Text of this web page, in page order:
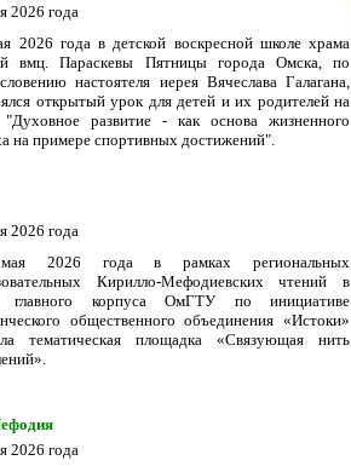
2026 года
2026 года в детской воскресной школе храма
вмц. Параскевы Пятницы города Омска, по
настоятеля иерея Вячеслава Галагана,
открытый урок для детей и их родителей на
развитие - как основа жизненного
на примере спортивных достижений".
2026 года
2026 года в рамках региональных
Кирилло-Мефодиевских чтений в
главного корпуса ОмГТУ по инициативе
общественного объединения «Истоки»
тематическая площадка «Связующая нить
2026 года